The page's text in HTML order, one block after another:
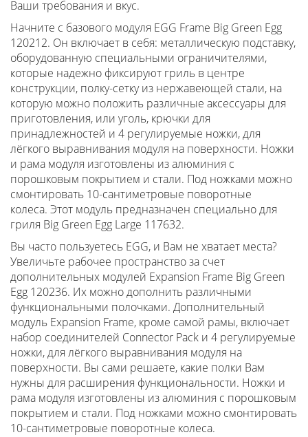
Ваши требования и вкус.
Начните с базового модуля EGG Frame Big Green Egg
120212. Он включает в себя: металлическую подставку,
оборудованную специальными ограничителями,
которые надежно фиксируют гриль в центре
конструкции, полку-сетку из нержавеющей стали, на
которую можно положить различные аксессуары для
приготовления, или уголь, крючки для
принадлежностей и 4 регулируемые ножки, для
лёгкого выравнивания модуля на поверхности. Ножки
и рама модуля изготовлены из алюминия с
порошковым покрытием и стали. Под ножками можно
смонтировать 10-сантиметровые поворотные
колеса. Этот модуль предназначен специально для
гриля Big Green Egg Large 117632.
Вы часто пользуетесь EGG, и Вам не хватает места?
Увеличьте рабочее пространство за счет
дополнительных модулей Expansion Frame Big Green
Egg 120236. Их можно дополнить различными
функциональными полочками. Дополнительный
модуль Expansion Frame, кроме самой рамы, включает
набор соединителей Connector Pack и 4 регулируемые
ножки, для лёгкого выравнивания модуля на
поверхности. Вы сами решаете, какие полки Вам
нужны для расширения функциональности. Ножки и
рама модуля изготовлены из алюминия с порошковым
покрытием и стали. Под ножками можно смонтировать
10-сантиметровые поворотные колеса.